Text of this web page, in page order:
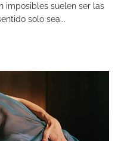
imposibles suelen ser las
solo sea...